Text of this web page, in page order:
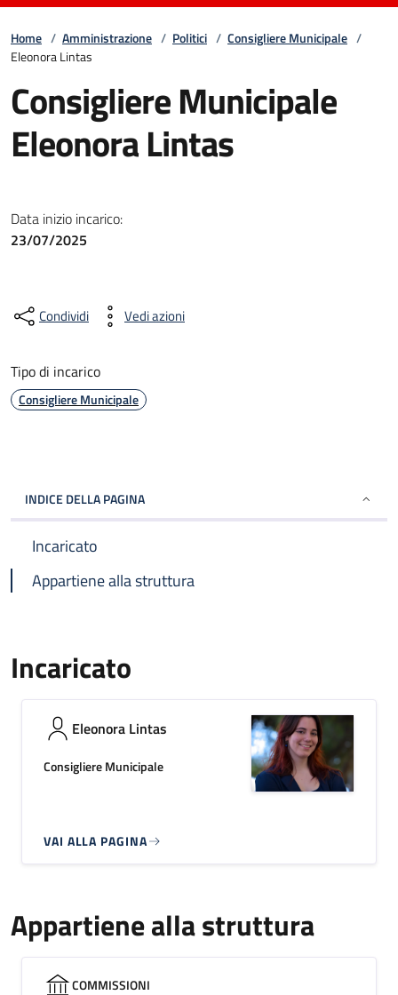
Home / Amministrazione / Politici / Consigliere Municipale /
Eleonora Lintas
Consigliere Municipale
Eleonora Lintas
Data inizio incarico:
23/07/2025
Condividi Vedi azioni
Tipo di incarico
Consigliere Municipale
INDICE DELLA PAGINA
Incaricato
Appartiene alla struttura
Incaricato
Eleonora Lintas
Consigliere Municipale
VAI ALLA PAGINA
Appartiene alla struttura
COMMISSIONI